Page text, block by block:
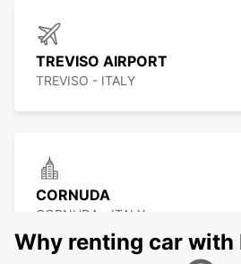
TREVISO AIRPORT
TREVISO - ITALY
CORNUDA
CORNUDA - ITALY
Why renting car with